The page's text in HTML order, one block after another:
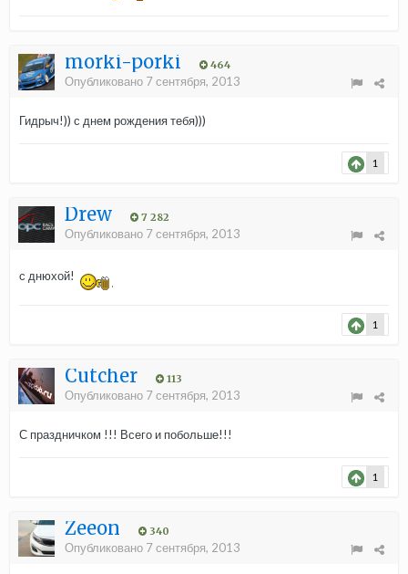
morki-porki 464
Опубликовано 7 сентября, 2013
Гидрыч!)) с днем рождения тебя)))
1
Drew 7 282
Опубликовано 7 сентября, 2013
с днюхой!
1
Cutcher 113
Опубликовано 7 сентября, 2013
С праздничком !!! Всего и побольше!!!
1
Zeeon 340
Опубликовано 7 сентября, 2013